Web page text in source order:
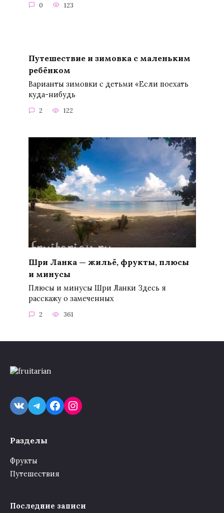
0 123
Путешествие и зимовка с маленьким
ребёнком
Варианты зимовки с детьми «Если поехать
куда-нибудь
2 122
Шри Ланка — жильё, фрукты, плюсы
и минусы
Плюсы и минусы Шри Ланки Здесь я
расскажу о замеченных
2 361
VKTelegram
Facebook
Instagram
Разделы
Фрукты
Путешествия
Последние записи